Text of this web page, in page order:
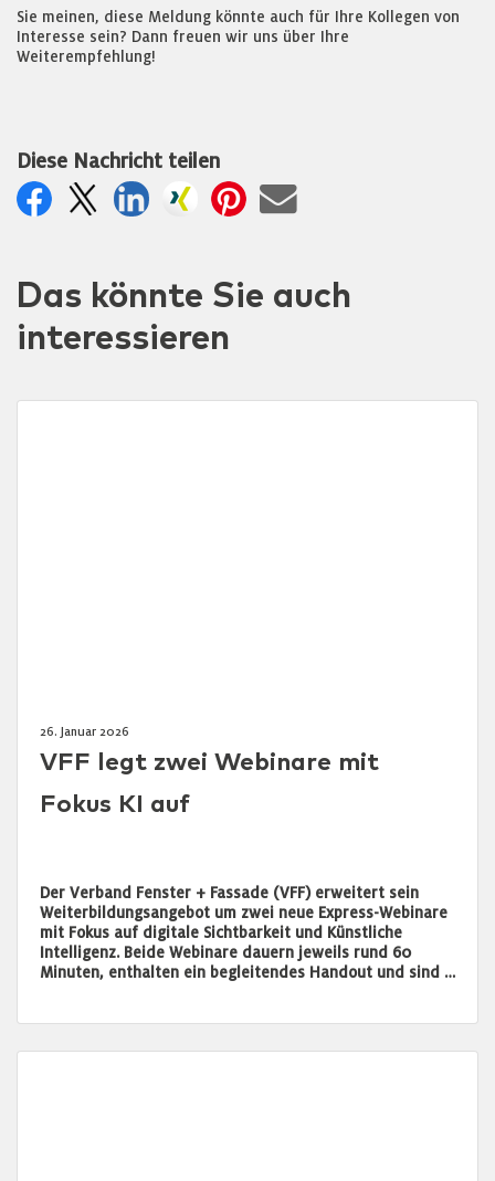
Sie meinen, diese Meldung könnte auch für Ihre Kollegen von
Interesse sein? Dann freuen wir uns über Ihre
Weiterempfehlung!
Diese Nachricht teilen
Das könnte Sie auch
interessieren
26. Januar 2026
VFF legt zwei Webinare mit
Fokus KI auf
Der Verband Fenster + Fassade (VFF) erweitert sein
Weiterbildungsangebot um zwei neue Express-Webinare
mit Fokus auf digitale Sichtbarkeit und Künstliche
Intelligenz. Beide Webinare dauern jeweils rund 60
Minuten, enthalten ein begleitendes Handout und sind …